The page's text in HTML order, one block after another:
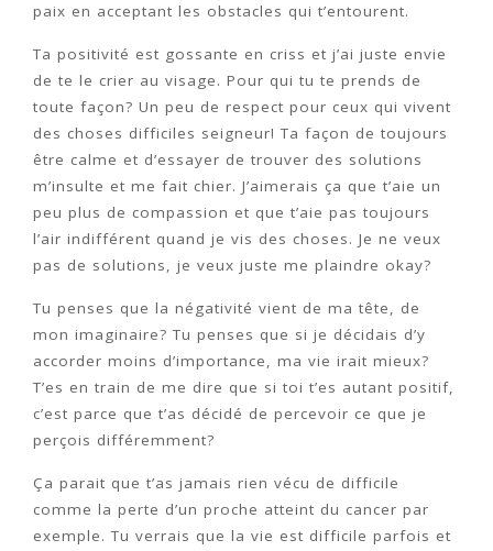
paix en acceptant les obstacles qui t’entourent.
Ta positivité est gossante en criss et j’ai juste envie
de te le crier au visage. Pour qui tu te prends de
toute façon? Un peu de respect pour ceux qui vivent
des choses difficiles seigneur! Ta façon de toujours
être calme et d’essayer de trouver des solutions
m’insulte et me fait chier. J’aimerais ça que t’aie un
peu plus de compassion et que t’aie pas toujours
l’air indifférent quand je vis des choses. Je ne veux
pas de solutions, je veux juste me plaindre okay?
Tu penses que la négativité vient de ma tête, de
mon imaginaire? Tu penses que si je décidais d’y
accorder moins d’importance, ma vie irait mieux?
T’es en train de me dire que si toi t’es autant positif,
c’est parce que t’as décidé de percevoir ce que je
perçois différemment?
Ça parait que t’as jamais rien vécu de difficile
comme la perte d’un proche atteint du cancer par
exemple. Tu verrais que la vie est difficile parfois et